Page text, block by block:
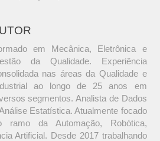
em Mecânica, Eletrônica e
da Qualidade. Experiência
nas áreas da Qualidade e
ao longo de 25 anos em
segmentos. Analista de Dados
Estatística. Atualmente focado
ramo da Automação, Robótica,
Artificial. Desde 2017 trabalhando